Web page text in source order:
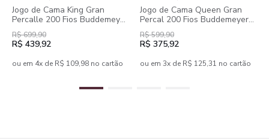
Jogo de Cama King Gran
Percalle 200 Fios Buddemeyer
Olga 100% Algodão Penteado
Estampado 4 peças
R$ 699,90
R$ 439,92
ou em 4x de R$ 109,98 no cartão
Jogo de Cama Queen Gran
Percal 200 Fios Buddemeyer
Bourbon 100% Algodão
Penteado Estampado 4 peças
R$ 599,90
R$ 375,92
ou em 3x de R$ 125,31 no cartão